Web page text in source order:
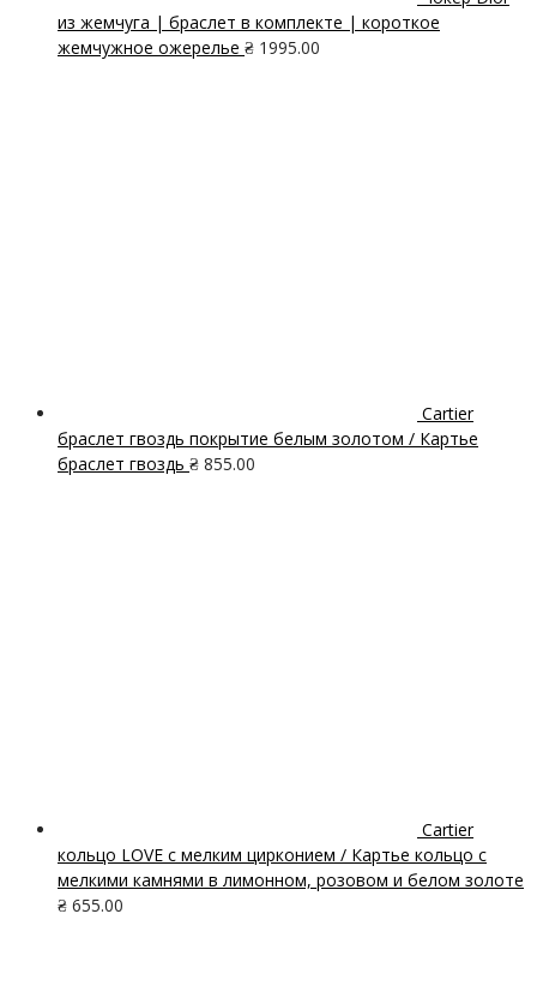
из жемчуга | браслет в комплекте | короткое
жемчужное ожерелье ₴ 1995.00
Cartier
браслет гвоздь покрытие белым золотом / Картье
браслет гвоздь ₴ 855.00
Cartier
кольцо LOVE с мелким цирконием / Картье кольцо с
мелкими камнями в лимонном, розовом и белом золоте
₴ 655.00